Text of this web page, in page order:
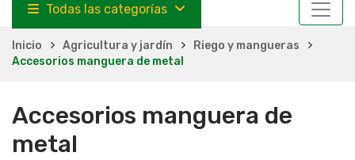
Todas las categorías
Inicio Agricultura y jardín
Riego y mangueras
Accesorios manguera de metal
Accesorios manguera de
metal